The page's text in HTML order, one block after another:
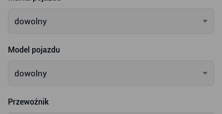
dowolny
Model pojazdu
dowolny
Przewoźnik